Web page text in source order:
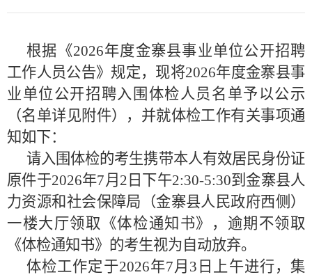
根据《2026年度金寨县事业单位公开招聘
工作人员公告》规定，现将2026年度金寨县事
业单位公开招聘入围体检人员名单予以公示
（名单详见附件），并就体检工作有关事项通
知如下：
请入围体检的考生携带本人有效居民身份证
原件于2026年7月 2 日下午2:30-5:30到金寨县人
力资源和社会保障局（金寨县人民政府西侧）
一楼大厅领取《体检通知书》，逾期不领取
《体检通知书》的考生视为自动放弃。
体检工作定于2026年7月 3 日上午进行，集